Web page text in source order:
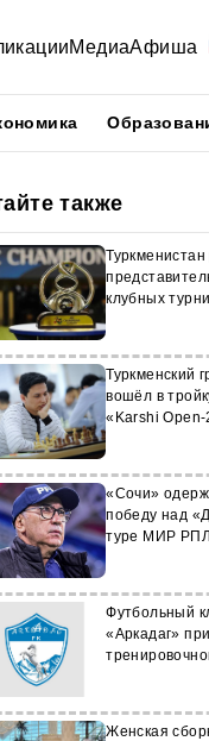
МедиаАфиша
также
клубных
Туркменский
вошёл в
«Karshi
«Сочи»
победу над
туре МИР РПЛ
Футбольный
«Аркадаг»
Женская